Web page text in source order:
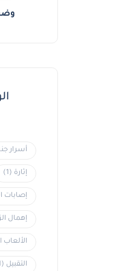
أسرار
إثارة (1)
إصابات
إهمال
الألعاب
التقبيل (1)